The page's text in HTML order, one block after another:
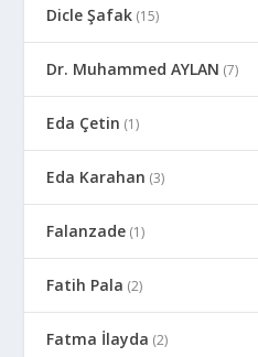
Dicle Şafak (15)
Dr. Muhammed AYLAN (7)
Eda Çetin (1)
Eda Karahan (3)
Falanzade (1)
Fatih Pala (2)
Fatma İlayda (2)